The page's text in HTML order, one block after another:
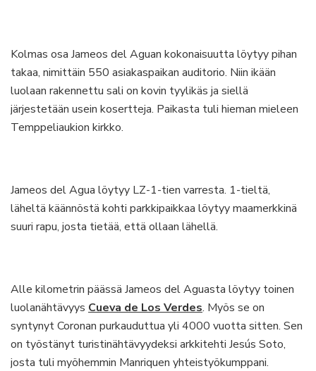
Kolmas osa Jameos del Aguan kokonaisuutta löytyy pihan
takaa, nimittäin 550 asiakaspaikan auditorio. Niin ikään
luolaan rakennettu sali on kovin tyylikäs ja siellä
järjestetään usein kosertteja. Paikasta tuli hieman mieleen
Temppeliaukion kirkko.
Jameos del Agua löytyy LZ-1-tien varresta. 1-tieltä,
läheltä käännöstä kohti parkkipaikkaa löytyy maamerkkinä
suuri rapu, josta tietää, että ollaan lähellä.
Alle kilometrin päässä Jameos del Aguasta löytyy toinen
luolanähtävyys Cueva de Los Verdes. Myös se on
syntynyt Coronan purkauduttua yli 4000 vuotta sitten. Sen
on työstänyt turistinähtävyydeksi arkkitehti Jesús Soto,
josta tuli myöhemmin Manriquen yhteistyökumppani.